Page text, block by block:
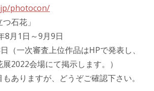
photocon/
石花」
月1日～9月9日
一次審査上位作品はHPで発表し、
2022会場にて掲示します。）
ありますが、どうぞご確認下さい。